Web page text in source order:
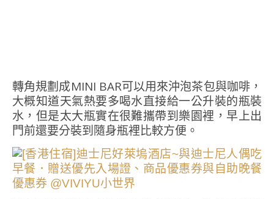
轉角規劃成MINI BAR可以用來沖泡茶包與咖啡，
大概知道天氣熱要多喝水直接給一公升裝的瓶裝
水，但是太大瓶實在很難攜帶到樂園裡，早上出
門前還要分裝到隨身瓶裡比較方便。